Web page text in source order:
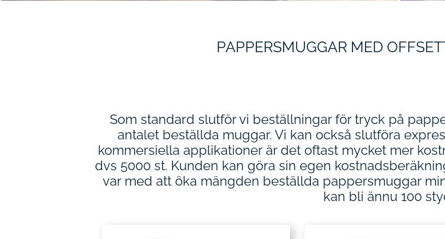
PAPPERSMUGGAR MED
Som standard slutför vi beställningar för tryck på
antalet beställda muggar. Vi kan också slutföra
kommersiella applikationer är det oftast mycket mer
dvs 5000 st. Kunden kan göra sin egen
var med att öka mängden beställda pappersmuggar
kan bli ännu 100